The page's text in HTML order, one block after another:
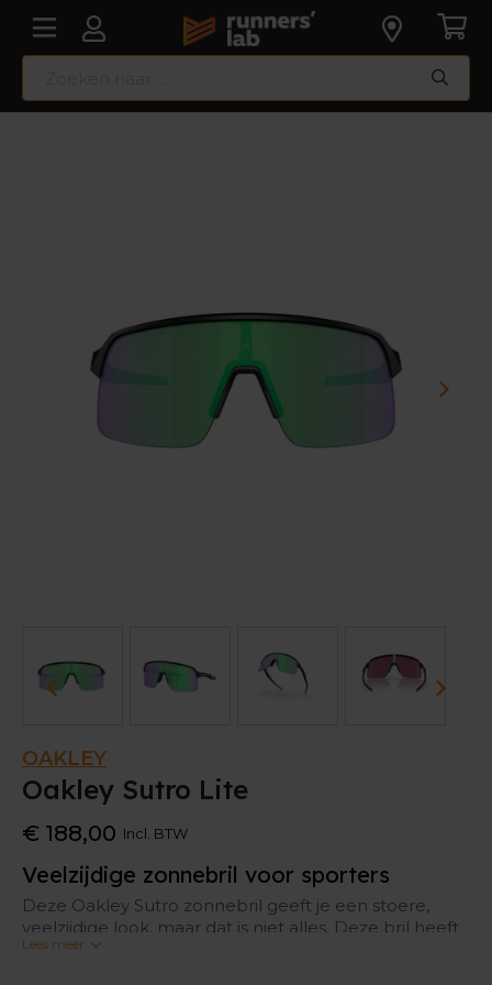
OAKLEY
Oakley Sutro Lite
€ 188,00 Incl. BTW
Veelzijdige zonnebril voor sporters
Deze Oakley Sutro zonnebril geeft je een stoere,
veelzijdige look, maar dat is niet alles. Deze bril heeft
een aantal specifieke eigenschappen die hem
Lees meer